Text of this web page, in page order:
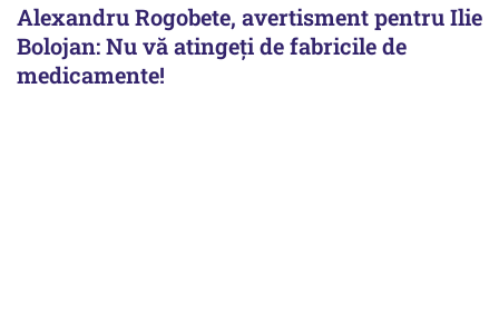
Alexandru Rogobete, avertisment pentru Ilie
Bolojan: Nu vă atingeți de fabricile de
medicamente!